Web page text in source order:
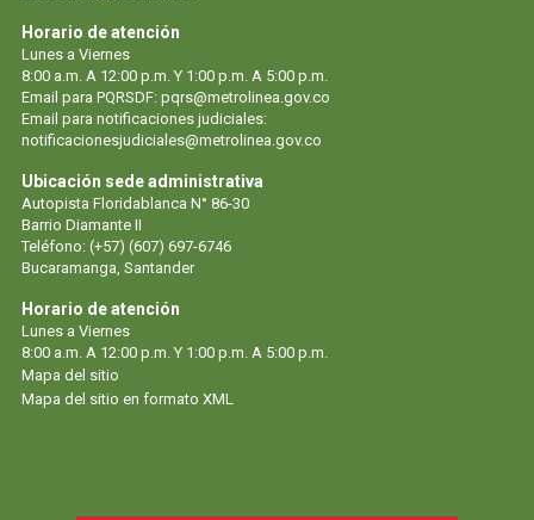
Horario de atención
Lunes a Viernes
8:00 a.m. A 12:00 p.m. Y 1:00 p.m. A 5:00 p.m.
Email para PQRSDF: pqrs@metrolinea.gov.co
Email para notificaciones judiciales:
notificacionesjudiciales@metrolinea.gov.co
Ubicación sede administrativa
Autopista Floridablanca N° 86-30
Barrio Diamante II
Teléfono: (+57) (607) 697-6746
Bucaramanga, Santander
Horario de atención
Lunes a Viernes
8:00 a.m. A 12:00 p.m. Y 1:00 p.m. A 5:00 p.m.
Mapa del sitio
Mapa del sitio en formato XML